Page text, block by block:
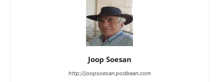
Joop Soesan
http://joopsoesan.podbean.com